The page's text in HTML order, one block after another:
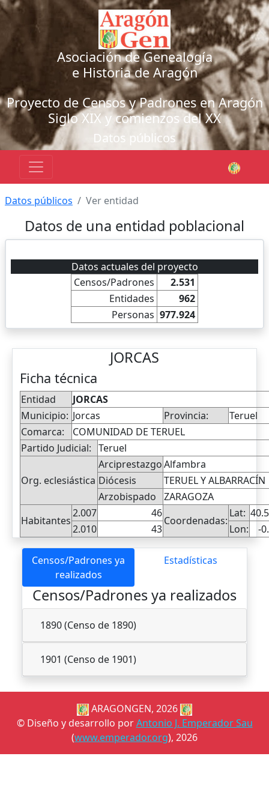
Asociación de Genealogía
e Historia de Aragón
Proyecto de Censos y Padrones en Aragón
Siglo XIX y comienzos del XX
Datos públicos
Datos públicos Ver entidad
Datos de una entidad poblacional
Datos actuales del proyecto
Censos/Padrones
2.531
Entidades
962
Personas 977.924
JORCAS
Ficha técnica
Entidad
JORCAS
Municipio: Jorcas Provincia:
Teruel
Comarca:
COMUNIDAD DE TERUEL
Partido Judicial: Teruel
Org. eclesiástica
ArciprestazgoAlfambra
Diócesis
TERUEL Y ALBARRACÍN
Arzobispado
ZARAGOZA
Habitantes
2.007 46
Coordenadas:
Lat:
2.010
43 Lon: -
Censos/Padrones ya
realizados
Estadísticas
Censos/Padrones ya realizados
1890 (Censo de 1890)
1901 (Censo de 1901)
ARAGONGEN, 2026
© Diseño y desarrollo porAntonio J. Emperador Sau
(www.emperador.org), 2026